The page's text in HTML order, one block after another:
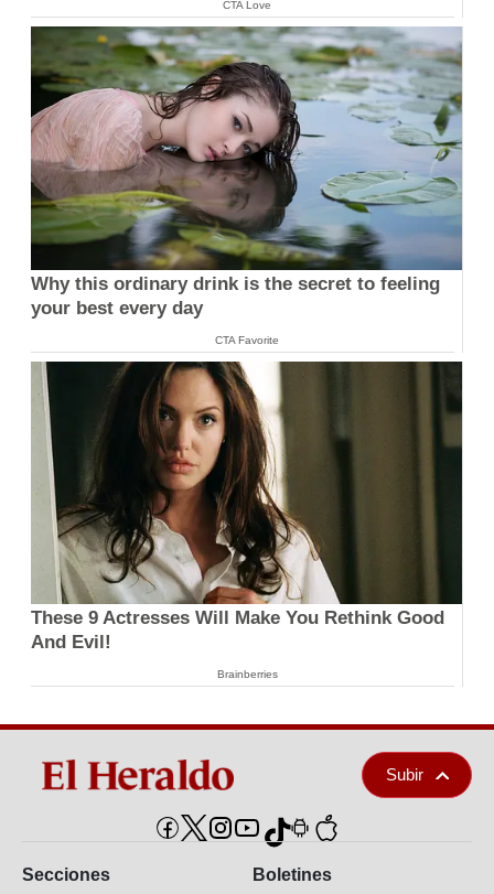
CTA Love
Why this ordinary drink is the secret to feeling
your best every day
CTA Favorite
These 9 Actresses Will Make You Rethink Good
And Evil!
Brainberries
Subir
Secciones Boletines